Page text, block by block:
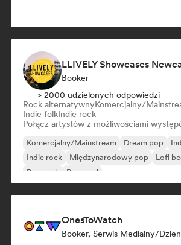
LLIVELY Showcases
Booker
> 2000 udzielonych odpowiedzi
Rock alternatywnyKomercjalny/
Indie folkIndie rock
Połącz artystów z możliwościami
Komercjalny/Mainstream Dream pop
Indie rock
Międzynarodowy pop
Lofi
Pop rock
Pop-soul
OnesToWatch
Booker, Serwis Medialny/